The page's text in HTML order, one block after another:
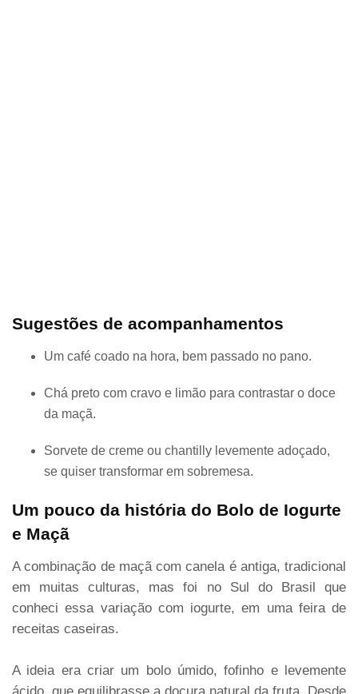
Sugestões de acompanhamentos
Um café coado na hora, bem passado no pano.
Chá preto com cravo e limão para contrastar o doce
da maçã.
Sorvete de creme ou chantilly levemente adoçado,
se quiser transformar em sobremesa.
Um pouco da história do Bolo de Iogurte
e Maçã
A combinação de maçã com canela é antiga, tradicional
em muitas culturas, mas foi no Sul do Brasil que
conheci essa variação com iogurte, em uma feira de
receitas caseiras.
A ideia era criar um bolo úmido, fofinho e levemente